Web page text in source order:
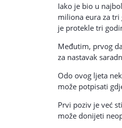
Iako je bio u
miliona eura za
je protekle tri
Međutim, prvog
za nastavak
Odo ovog ljeta
može potpisati
Prvi poziv je već
može donijeti